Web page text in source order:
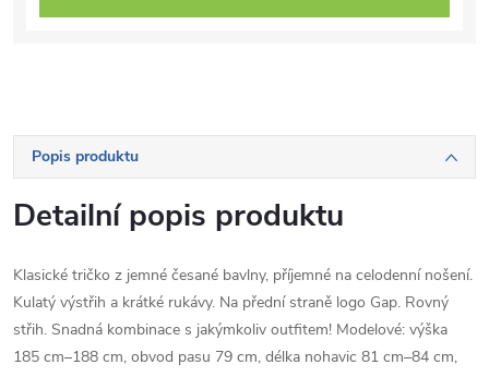
Popis produktu
Detailní popis produktu
Klasické tričko z jemné česané bavlny, příjemné na celodenní nošení.
Kulatý výstřih a krátké rukávy. Na přední straně logo Gap. Rovný
střih. Snadná kombinace s jakýmkoliv outfitem! Modelové: výška
185 cm–188 cm, obvod pasu 79 cm, délka nohavic 81 cm–84 cm,